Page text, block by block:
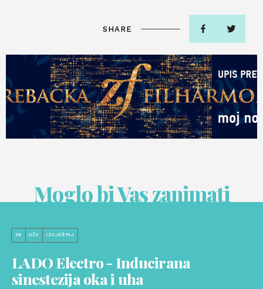
SHARE
Moglo bi Vas zanimati
28 OŽU IZVJEŠTAJ
LADO Electro - Inducirana
sinestezija oka i uha